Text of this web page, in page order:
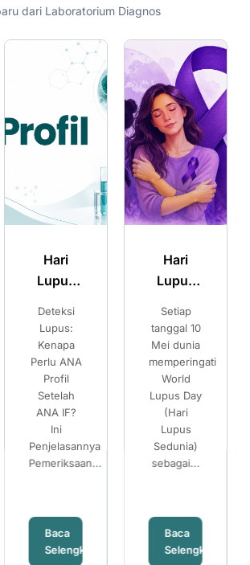
dari Laboratorium Diagnos
Hari
Lupus
Kenali
Gejala
Lupus
dan
Pentingnya
Pemeriksaan
ANA IF
Setiap
tanggal 10
Mei dunia
memperingati
World
Lupus Day
(Hari
Lupus
Sedunia)
sebagai...
Baca
Selengkapnya
Kehamilan
Pilihan
Setelah
Mengetahui
Risiko
Thalassemia
Pilihan
Setelah
Mengetahui
Risiko
Thalassemia
Banyak
pasangan
mempersiapkan
kehamilan...
Baca